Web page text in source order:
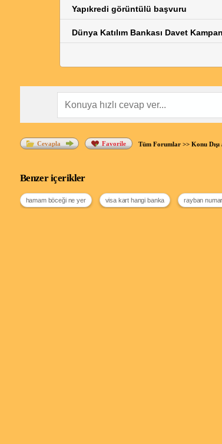
Yapıkredi görüntülü başvuru
Dünya Katılım Bankası Davet
Cevapla Favorile Tüm Forumlar>> Konu
Benzer içerikler
hamam böceği ne yer visa kart hangi banka rayban